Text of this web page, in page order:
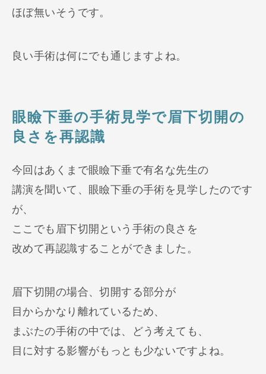
ほぼ無いそうです。
良い手術は何にでも通じますよね。
眼瞼下垂の手術見学で眉下切開の
良さを再認識
今回はあくまで眼瞼下垂で有名な先生の
講演を聞いて、眼瞼下垂の手術を見学したのです
が、
ここでも眉下切開という手術の良さを
改めて再認識することができました。
眉下切開の場合、切開する部分が
目からかなり離れているため、
まぶたの手術の中では、どう考えても、
目に対する影響がもっとも少ないですよね。